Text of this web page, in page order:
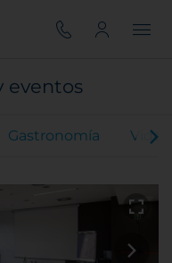
eventos
Gastronomía